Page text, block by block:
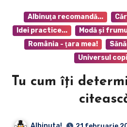
Albinuţa recomandă...
Idei practice...
Modă şi
România - ţara mea!
Universul
Tu cum îți